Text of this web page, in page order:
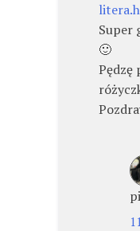
Super
🙂
Pędzę